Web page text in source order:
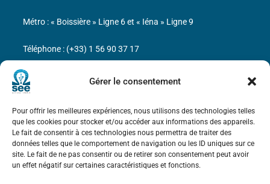
Gérer le consentement
Pour offrir les meilleures expériences, nous utilisons des technologies telles
que les cookies pour stocker et/ou accéder aux informations des appareils.
Le fait de consentir à ces technologies nous permettra de traiter des
données telles que le comportement de navigation ou les ID uniques sur ce
site. Le fait de ne pas consentir ou de retirer son consentement peut avoir
un effet négatif sur certaines caractéristiques et fonctions.
Bicentenaire des découvertes d’André-
Marie Ampère
Mentions légales
Métro : « Boissière » Ligne 6 et « Iéna » Ligne 9
Téléphone : (+33) 1 56 90 37 17
N° de SIREN : 785 393 232, Code APE : 9412Z TVA intra-
communautaire : FR44 785 393 232